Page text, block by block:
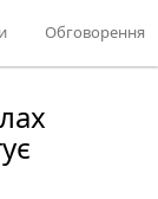
Обговорення